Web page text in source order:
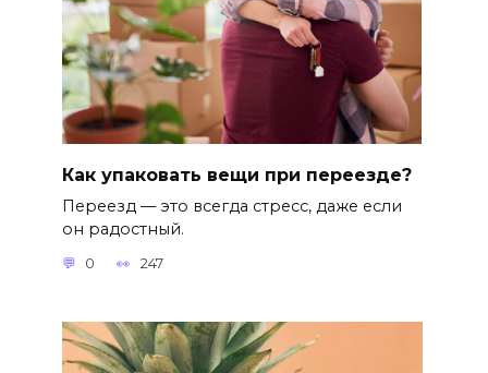
Как упаковать вещи при переезде?
Переезд — это всегда стресс, даже если
он радостный.
0 247